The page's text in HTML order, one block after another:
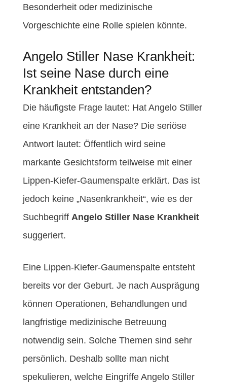
Besonderheit oder medizinische
Vorgeschichte eine Rolle spielen könnte.
Angelo Stiller Nase Krankheit:
Ist seine Nase durch eine
Krankheit entstanden?
Die häufigste Frage lautet: Hat Angelo Stiller
eine Krankheit an der Nase? Die seriöse
Antwort lautet: Öffentlich wird seine
markante Gesichtsform teilweise mit einer
Lippen-Kiefer-Gaumenspalte erklärt. Das ist
jedoch keine „Nasenkrankheit“, wie es der
Suchbegriff Angelo Stiller Nase Krankheit
suggeriert.
Eine Lippen-Kiefer-Gaumenspalte entsteht
bereits vor der Geburt. Je nach Ausprägung
können Operationen, Behandlungen und
langfristige medizinische Betreuung
notwendig sein. Solche Themen sind sehr
persönlich. Deshalb sollte man nicht
spekulieren, welche Eingriffe Angelo Stiller